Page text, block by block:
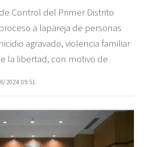
Control del Primer Distrito
a lapareja de personas
agravado, violencia familiar
la libertad, con motivo de
2024 09:51